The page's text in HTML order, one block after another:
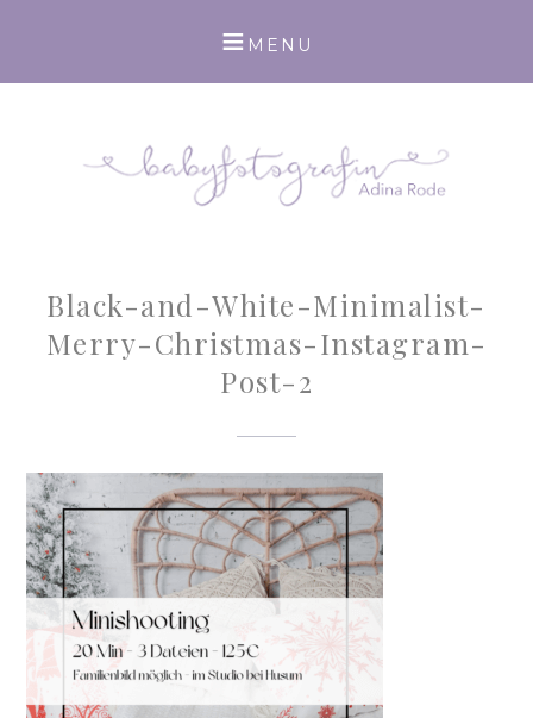
Black-and-White-Minimalist-
Merry-Christmas-Instagram-
Post-2